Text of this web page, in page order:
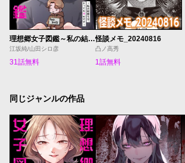
理想郷女子図鑑～私の結婚生活、とっても幸せです～
江坂純/山田シロ彦
31話無料
怪談メモ_20240816
凸ノ高秀
1話無料
同じジャンルの作品